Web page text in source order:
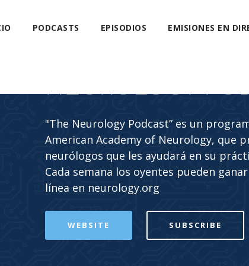
PODCASTS EPISODIOS EMISIONES EN
NEUROLOGY
"The Neurology Podcast” es un
American Academy of Neurology, que
neurólogos que les ayudará en su
Cada semana los oyentes pueden
línea en neurology.org
WEBSITE SUBSCRIBE